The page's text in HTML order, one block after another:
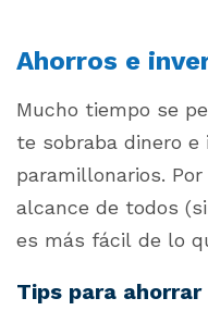
Ahorros e
Mucho tiempo se
te sobraba dinero e
paramillonarios.
alcance de todos
es más fácil de lo
Tips para ahorrar